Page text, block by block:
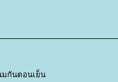
มกันตอนเย็น